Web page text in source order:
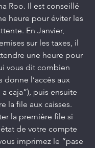
Roo. Il est conseillé
heure pour éviter les
En Janvier,
sur les taxes, il
une heure pour
vous dit combien
donne l’accès aux
a caja”), puis ensuite
la file aux caisses.
la première file si
de votre compte
imprimez le “pase